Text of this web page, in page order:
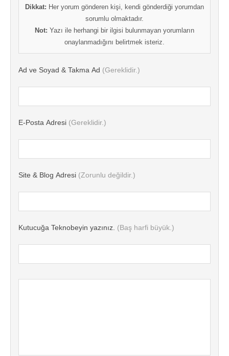
Dikkat: Her yorum gönderen kişi, kendi gönderdiği yorumdan
sorumlu olmaktadır.
Not: Yazı ile herhangi bir ilgisi bulunmayan yorumların
onaylanmadığını belirtmek isteriz.
Ad ve Soyad & Takma Ad (Gereklidir.)
E-Posta Adresi (Gereklidir.)
Site & Blog Adresi (Zorunlu değildir.)
Kutucuğa Teknobeyin yazınız. (Baş harfi büyük.)